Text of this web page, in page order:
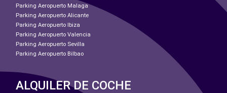
Parking Aeropuerto Malaga
Parking Aeropuerto Alicante
Parking Aeropuerto Ibiza
Parking Aeropuerto Valencia
Parking Aeropuerto Sevilla
Parking Aeropuerto Bilbao
ALQUILER DE COCHE